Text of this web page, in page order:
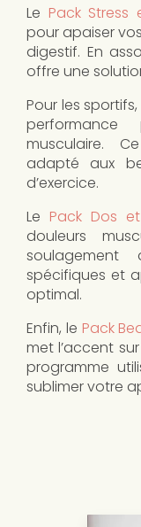
Le Pack
pour apaiser
digestif. En
offre une
Pour les sportifs,
musculaire.
adapté aux
d’exercice.
Le Pack Dos
douleurs
soulagement
spécifiques et
optimal.
Enfin, le Pack
met l’accent
programme
sublimer votre